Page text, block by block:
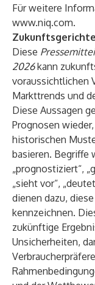
Für weitere
www.niq.com.
Diese
2026kann
voraussichtlichen
Markttrends und
Diese Aussagen
Prognosen
historischen
basieren. Begriffe
„prognostiziert“,
„sieht vor“,
dienen dazu,
kennzeichnen.
zukünftige
Unsicherheiten,